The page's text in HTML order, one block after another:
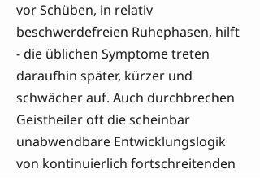
vor Schüben, in relativ
beschwerdefreien Ruhephasen, hilft
- die üblichen Symptome treten
daraufhin später, kürzer und
schwächer auf. Auch durchbrechen
Geistheiler oft die scheinbar
unabwendbare Entwicklungslogik
von kontinuierlich fortschreitenden